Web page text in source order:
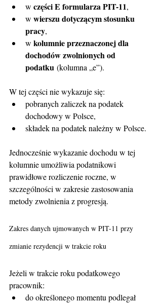
w części E formularza PIT-11,
w wierszu dotyczącym stosunku
pracy,
w kolumnie przeznaczonej dla
dochodów zwolnionych od
podatku (kolumna „e”).
W tej części nie wykazuje się:
pobranych zaliczek na podatek
dochodowy w Polsce,
składek na podatek należny w Polsce.
Jednocześnie wykazanie dochodu w tej
kolumnie umożliwia podatnikowi
prawidłowe rozliczenie roczne, w
szczególności w zakresie zastosowania
metody zwolnienia z progresją.
Zakres danych ujmowanych w PIT-11 przy
zmianie rezydencji w trakcie roku
Jeżeli w trakcie roku podatkowego
pracownik:
do określonego momentu podlegał